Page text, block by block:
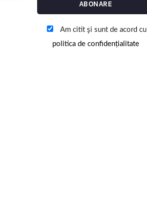
Am citit şi sunt de acord cu
politica de confidențialitate